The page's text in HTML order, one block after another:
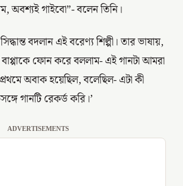
অবশ্যই গাইবো”- বলেন তিনি।
বদলান এই বরেণ্য শিল্পী। তার ভাষায়,
ফোন করে বললাম- এই গানটা আমরা
অবাক হয়েছিল, বলেছিল- এটা কী
গানটি রেকর্ড করি।’
ADVERTISEMENTS